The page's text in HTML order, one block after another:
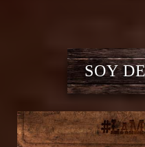
SOY